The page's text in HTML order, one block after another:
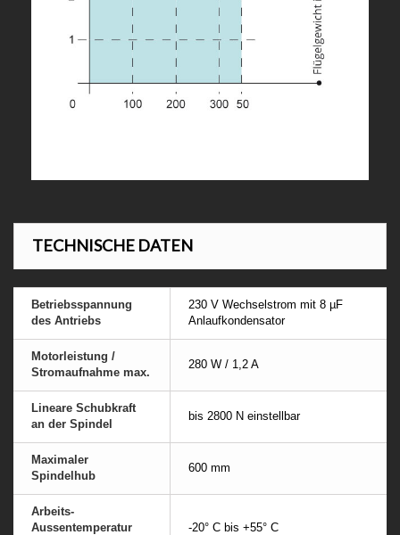
TECHNISCHE DATEN
Betriebsspannung
des Antriebs
230 V Wechselstrom mit 8 µF
Anlaufkondensator
Motorleistung /
Stromaufnahme max.
280 W / 1,2 A
Lineare Schubkraft
an der Spindel
bis 2800 N einstellbar
Maximaler
Spindelhub
600 mm
Arbeits-
Aussentemperatur
-20° C bis +55° C